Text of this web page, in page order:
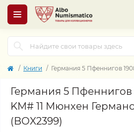
Книги Германия 5 Пфеннигов
Германия 5 Пфеннигов
KM# 11 Мюнхен
(BOX2399)